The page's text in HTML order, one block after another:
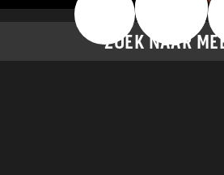
ZOEK NAAR